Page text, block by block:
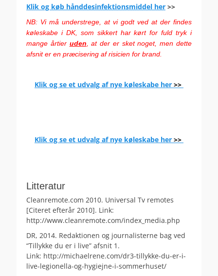
Klik og køb hånddesinfektionsmiddel her >>
NB: Vi må understrege, at vi godt ved at der findes
køleskabe i DK, som sikkert har kørt for fuld tryk i
mange årtier uden , at der er sket noget, men dette
afsnit er en præcisering af risicien for brand.
Klik og se et udvalg af nye køleskabe her >>
Klik og se et udvalg af nye køleskabe her >>
Litteratur
Cleanremote.com 2010. Universal Tv remotes
[Citeret efterår 2010]. Link:
http://www.cleanremote.com/index_media.php
DR, 2014. Redaktionen og journalisterne bag ved
“Tillykke du er i live” afsnit 1.
Link: http://michaelrene.com/dr3-tillykke-du-er-i-
live-legionella-og-hygiejne-i-sommerhuset/